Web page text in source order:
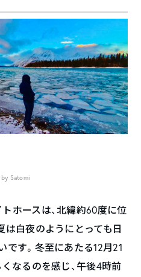
Satomi
ホースは、北緯約60度に位
は白夜のようにとっても日
です。冬至にあたる12月21
なるのを感じ、午後4時前